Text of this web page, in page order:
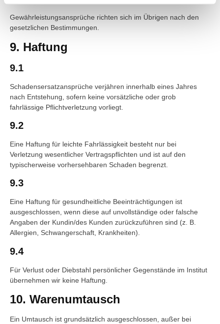
Gewährleistungsansprüche richten sich im Übrigen nach den
gesetzlichen Bestimmungen.
9. Haftung
9.1
Schadensersatzansprüche verjähren innerhalb eines Jahres
nach Entstehung, sofern keine vorsätzliche oder grob
fahrlässige Pflichtverletzung vorliegt.
9.2
Eine Haftung für leichte Fahrlässigkeit besteht nur bei
Verletzung wesentlicher Vertragspflichten und ist auf den
typischerweise vorhersehbaren Schaden begrenzt.
9.3
Eine Haftung für gesundheitliche Beeinträchtigungen ist
ausgeschlossen, wenn diese auf unvollständige oder falsche
Angaben der Kundin/des Kunden zurückzuführen sind (z. B.
Allergien, Schwangerschaft, Krankheiten).
9.4
Für Verlust oder Diebstahl persönlicher Gegenstände im Institut
übernehmen wir keine Haftung.
10. Warenumtausch
Ein Umtausch ist grundsätzlich ausgeschlossen, außer bei